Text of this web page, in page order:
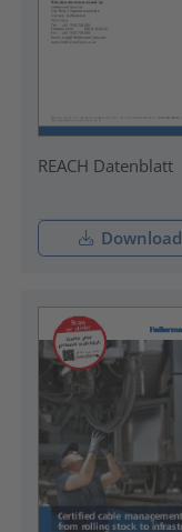
REACH Datenblatt
Download